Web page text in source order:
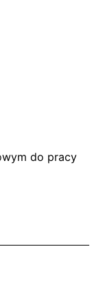
do pracy